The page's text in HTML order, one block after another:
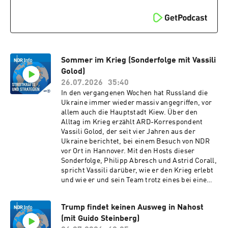
o/podcast2998.htmlPodcast-Tipp: Machtfragen
Sollte das Rote Meer tatsächlich nicht mehr
passierbar sein, hätte das weitere
schwerwiegende Folgen für die
weitreichenden Waffensystemen, mit
ballistischen Raketen, Marschflugkörpern und
Drohnen. Achim erklärt unter anderem, ob mit
dem von der Bundesregierung geplanten Kauf
von US-Mittelstreckenwaffen des Typs
Tomahawk die vielzitierte Abschreckungslücke
der Europäer geschlossen wird und wie es um
das am Rande eines NATO-Gipfels 2024
beschlossene europäische Rüstungsprojekt
Elsa bestellt ist. Er geht der Frage nach, wie
europäische Staaten die Ukraine unterstützen,
wie sich das von Russland angegriffene Land
mit Drohnen verteidigt und wie weit die
weitreichende
Waffensysteme:https://www.bmvg.de/de/aktuel
les/deutsch-norwegischer-
Sommer im Krieg (Sonderfolge mit Vassili
Golod)
26.07.2026
35:40
In den vergangenen Wochen hat Russland die
Ukraine immer wieder massiv angegriffen, vor
allem auch die Hauptstadt Kiew. Über den
Alltag im Krieg erzählt ARD-Korrespondent
Vassili Golod, der seit vier Jahren aus der
Ukraine berichtet, bei einem Besuch von NDR
vor Ort in Hannover. Mit den Hosts dieser
Sonderfolge, Philipp Abresch und Astrid Corall,
spricht Vassili darüber, wie er den Krieg erlebt
und wie er und sein Team trotz eines bei einem
den Krieg schauen und wieviel Unterstützung
Präsident Selenskyj noch hat. Lob und Kritik,
Trump findet keinen Ausweg in Nahost
(mit Guido Steinberg)